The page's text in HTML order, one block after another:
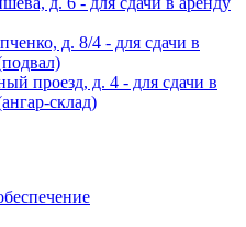
д. 8/4 - для сдачи в
проезд, д. 4 - для сдачи в
склад)